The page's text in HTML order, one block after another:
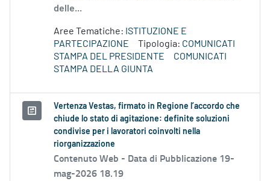
delle...
Aree Tematiche: ISTITUZIONE E
PARTECIPAZIONE
Tipologia: COMUNICATI
STAMPA DEL PRESIDENTE
COMUNICATI
STAMPA DELLA GIUNTA
Vertenza Vestas, firmato in Regione l’accordo che
chiude lo stato di agitazione: definite soluzioni
condivise per i lavoratori coinvolti nella
riorganizzazione
Contenuto Web - Data di Pubblicazione 19-
mag-2026 18.19